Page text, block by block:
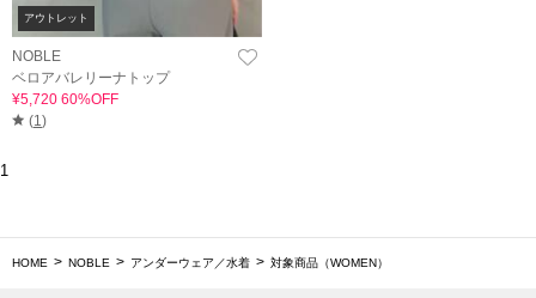
アウトレット
NOBLE
ベロアバレリーナトップ
¥5,720 60%OFF
(1 )
1
HOME NOBLE アンダーウェア／水着 対象商品（WOMEN）